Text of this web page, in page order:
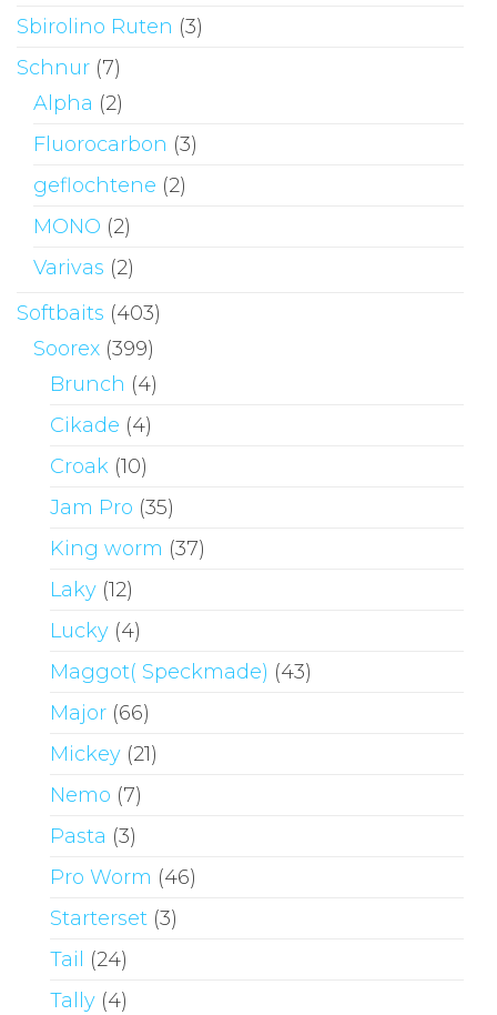
Sbirolino Ruten (3)
Schnur (7)
Alpha (2)
Fluorocarbon (3)
geflochtene (2)
MONO (2)
Varivas (2)
Softbaits (403)
Soorex (399)
Brunch (4)
Cikade (4)
Croak (10)
Jam Pro (35)
King worm (37)
Laky (12)
Lucky (4)
Maggot( Speckmade) (43)
Major (66)
Mickey (21)
Nemo (7)
Pasta (3)
Pro Worm (46)
Starterset (3)
Tail
(24)
Tally (4)